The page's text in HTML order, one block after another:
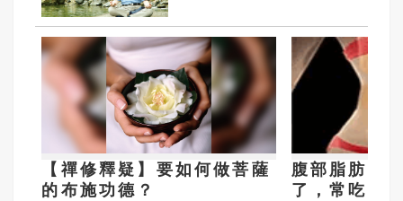
【禪修釋疑】要如何做菩薩
的布施功德？
腹部脂肪的
了，常吃這